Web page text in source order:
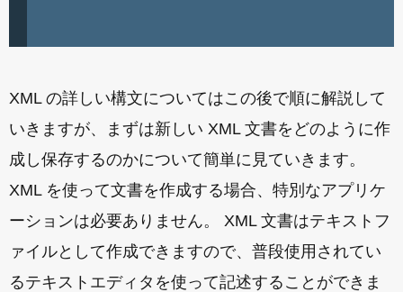
XML の詳しい構文についてはこの後で順に解説して
いきますが、まずは新しい XML 文書をどのように作
成し保存するのかについて簡単に見ていきます。
XML を使って文書を作成する場合、特別なアプリケ
ーションは必要ありません。 XML 文書はテキストフ
ァイルとして作成できますので、普段使用されてい
るテキストエディタを使って記述することができま